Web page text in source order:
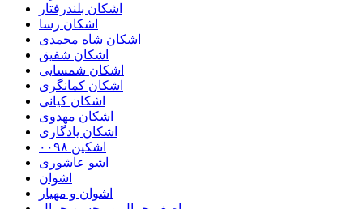
اشکان بلندرفتار
اشکان رسا
اشکان شاه محمدی
اشکان شفیق
اشکان شمسایی
اشکان‌ کمانگری
اشکان کیانی
اشکان مهدوی
اشکان یادگاری
اشکین ۰۰۹۸
اشو عاشوری
اشوان
اشوان و مهیار